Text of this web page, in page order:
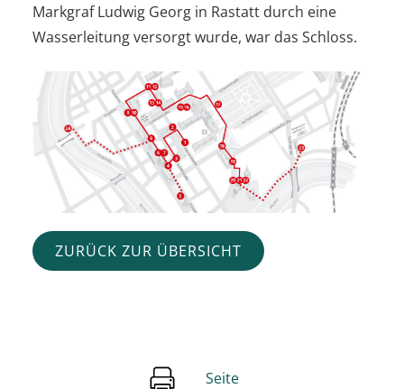
Markgraf Ludwig Georg in Rastatt durch eine
Wasserleitung versorgt wurde, war das Schloss.
ZURÜCK ZUR ÜBERSICHT
Seite